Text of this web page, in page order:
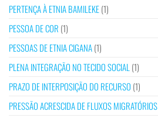
PERTENÇA À ETNIA BAMILEKE(1)
PESSOA DE COR (1)
PESSOAS DE ETNIA CIGANA(1)
PLENA INTEGRAÇÃO NO TECIDO SOCIAL (1)
PRAZO DE INTERPOSIÇÃO DO RECURSO (1)
PRESSÃO ACRESCIDA DE FLUXOS MIGRATÓRIOS